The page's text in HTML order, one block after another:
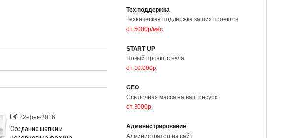
22-фев-2016
Создание шапки и
Создание весеннего
Тех.поддержка
Техническая поддержка ваших проектов
от 5000р/мес.
START UP
Новый проект с нуля
от 10.000р.
СЕО
Ссылочная масса на ваш ресурс
от 3000р.
Администрирование
Администратор на сайт